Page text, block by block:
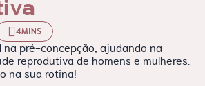
4MINS
na pré-concepção, ajudando na
reprodutiva de homens e mulheres.
na sua rotina!